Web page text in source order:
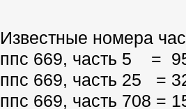
Известные номера
ппс 669, часть 5 =
ппс 669, часть 25 =
ппс 669, часть 708 =